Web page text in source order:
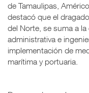
de Tamaulipas,
destacó que el
del Norte, se suma a
administrativa e
implementación de
marítima y portuaria.